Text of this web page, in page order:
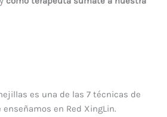
es una de las 7 técnicas de
en Red XingLin.